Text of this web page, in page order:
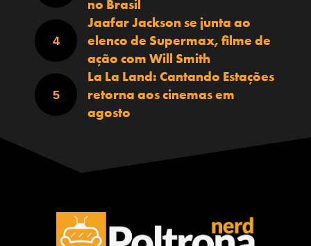
no Brasil
Jaafar Jackson se junta ao
elenco de Supermax, filme de
ação com Will Smith
La La Land: Cantando Estações
retorna aos cinemas em
agosto